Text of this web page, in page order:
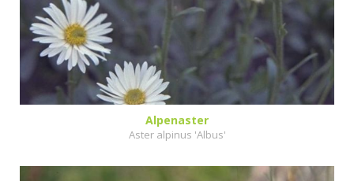
Alpenaster
Aster alpinus 'Albus'